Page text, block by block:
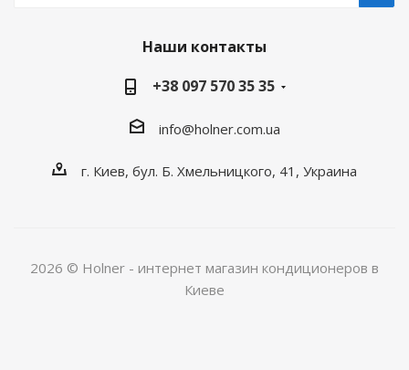
Наши контакты
+38 097 570 35 35
info@holner.com.ua
г. Киев, бул. Б. Хмельницкого, 41, Украина
2026 © Holner - интернет магазин кондиционеров в
Киеве